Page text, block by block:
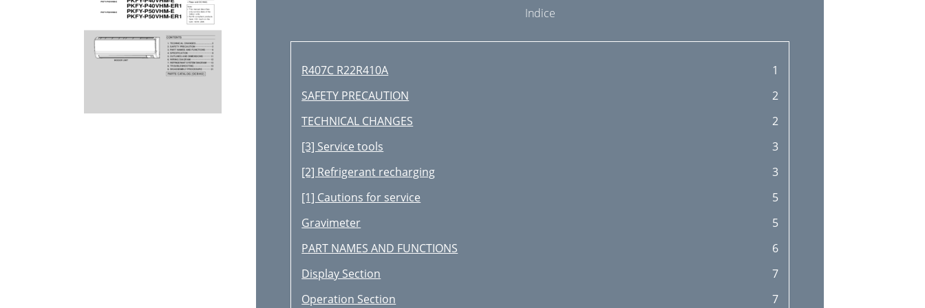
Indice
R407C R22R410A
1
SAFETY PRECAUTION
2
TECHNICAL CHANGES
2
[3] Service tools
3
[2] Refrigerant recharging
3
[1] Cautions for service
5
Gravimeter
5
PART NAMES AND FUNCTIONS
6
Display Section
7
Operation Section
7